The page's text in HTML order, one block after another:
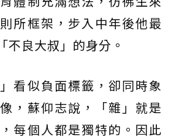
所框架，步入中年後他最
不良大叔」的身分。
看似負面標籤，卻同時象
，蘇仰志說，「雜」就是
每個人都是獨特的。因此